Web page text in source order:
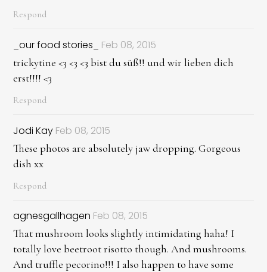
Respond
_our food stories_ Feb 08, 2015
trickytine <3 <3 <3 bist du süß!! und wir lieben dich
erst!!!! <3
Respond
Jodi Kay Feb 08, 2015
These photos are absolutely jaw dropping. Gorgeous
dish xx
Respond
agnesgallhagen Feb 08, 2015
That mushroom looks slightly intimidating haha! I
totally love beetroot risotto though. And mushrooms.
And truffle pecorino!!! I also happen to have some